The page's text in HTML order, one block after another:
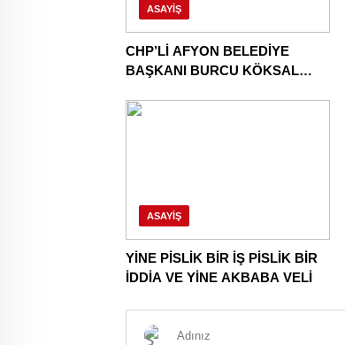
ASAYIŞ
CHP’Lİ AFYON BELEDİYE
BAŞKANI BURCU KÖKSAL
BELEDİYEYİ DE GÖTÜRÜYOR!
ASAYIŞ
YİNE PİSLİK BİR İŞ PİSLİK BİR
İDDİA VE YİNE AKBABA VELİ